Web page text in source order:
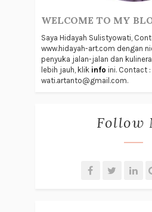
WELCOME TO MY
Saya Hidayah Sulistyowati,
www.hidayah-art.com dengan
penyuka jalan-jalan dan
lebih jauh, klik info ini. Contact :
wati.artanto@gmail.com.
Follow